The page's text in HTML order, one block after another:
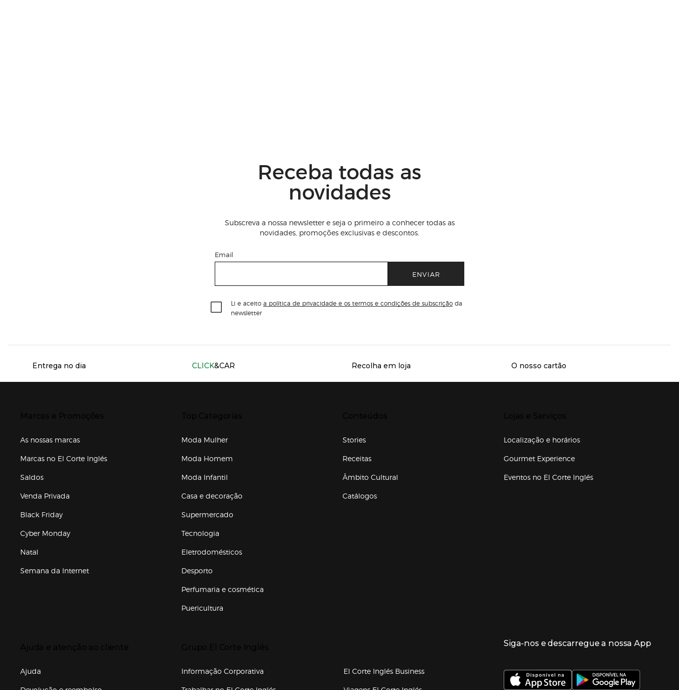
Receba todas as
novidades
Subscreva a nossa newsletter e seja o primeiro a conhecer todas as
novidades, promoções exclusivas e descontos.
Email
ENVIAR
Li e aceito a política de privacidade e os termos e condições de subscrição da
newsletter
Servicios destacados
Entrega no dia CLICK&CAR Recolha em loja O nosso cartão
As nossas marcas
Marcas no El Corte Inglés
Saldos
Venda Privada
Black Friday
Cyber Monday
Natal
Semana da Internet
Moda Mulher
Moda Homem
Moda Infantil
Casa e decoração
Supermercado
Tecnologia
Eletrodomésticos
Desporto
Perfumaria e cosmética
Puericultura
Stories
Receitas
Âmbito Cultural
Catálogos
Localização e horários
Gourmet Experience
Eventos no El Corte Inglés
Ajuda
Informação Corporativa
El Corte Inglés Business
Enlaces de grupo el corte inglés
Siga-nos e descarregue a nossa App